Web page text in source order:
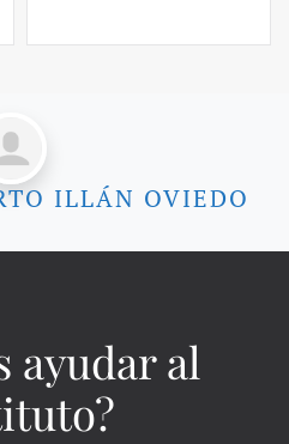
ILLÁN OVIEDO
ayudar al